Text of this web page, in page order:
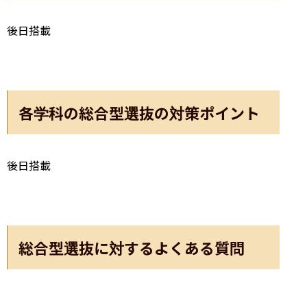
後日搭載
各学科の総合型選抜の対策ポイント
後日搭載
総合型選抜に対するよくある質問